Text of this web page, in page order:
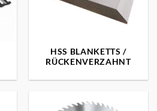
HSS BLANKETTS /
RÜCKENVERZAHNT